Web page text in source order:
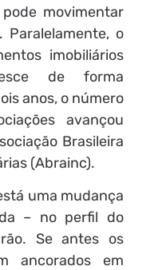
movimentar
o
imobiliários
de forma
anos, o número
avançou
Brasileira
(Abrainc).
uma mudança
– no perfil do
Se antes os
ancorados em